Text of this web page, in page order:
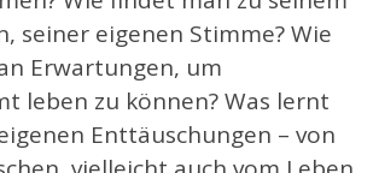
seiner eigenen Stimme? Wie
Erwartungen, um
leben zu können? Was lernt
Enttäuschungen – von